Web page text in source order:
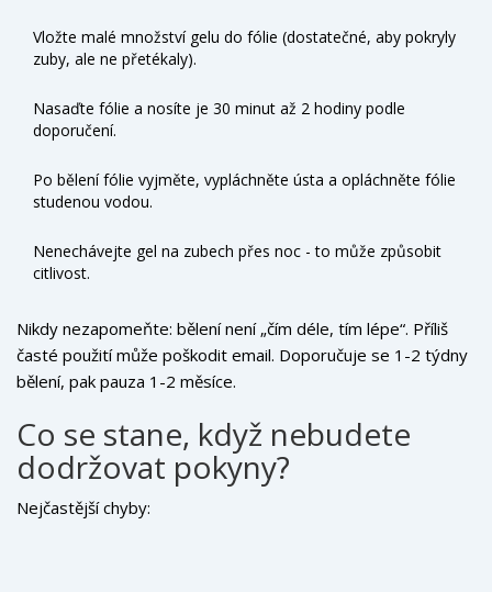
Vložte malé množství gelu do fólie (dostatečné, aby pokryly
zuby, ale ne přetékaly).
Nasaďte fólie a nosíte je 30 minut až 2 hodiny podle
doporučení.
Po bělení fólie vyjměte, vypláchněte ústa a opláchněte fólie
studenou vodou.
Nenechávejte gel na zubech přes noc - to může způsobit
citlivost.
Nikdy nezapomeňte: bělení není „čím déle, tím lépe“. Příliš
časté použití může poškodit email. Doporučuje se 1-2 týdny
bělení, pak pauza 1-2 měsíce.
Co se stane, když nebudete
dodržovat pokyny?
Nejčastější chyby: